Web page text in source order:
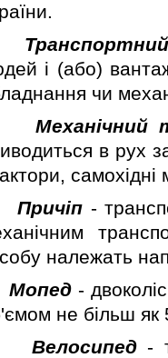
i (або)
чи
Механiчний
в рух
Причiп -
належать
Мопед -
не бiльш як
Велосипед-